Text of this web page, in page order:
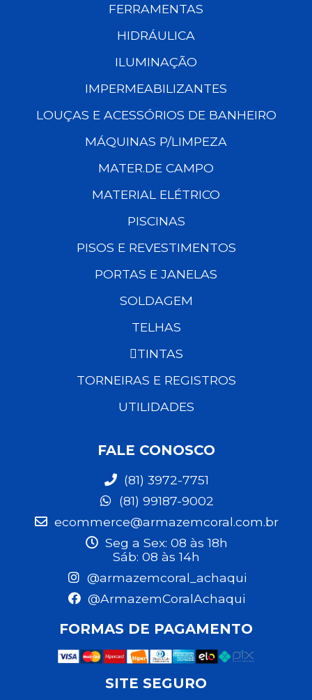
FERRAMENTAS
HIDRÁULICA
ILUMINAÇÃO
IMPERMEABILIZANTES
LOUÇAS E ACESSÓRIOS DE BANHEIRO
MÁQUINAS P/LIMPEZA
MATER.DE CAMPO
MATERIAL ELÉTRICO
PISCINAS
PISOS E REVESTIMENTOS
PORTAS E JANELAS
SOLDAGEM
TELHAS
TINTAS
TORNEIRAS E REGISTROS
UTILIDADES
FALE CONOSCO
(81) 3972-7751
(81) 99187-9002
ecommerce@armazemcoral.com.br
Seg a Sex: 08 às 18h
Sáb: 08 às 14h
@armazemcoral_achaqui
@ArmazemCoralAchaqui
FORMAS DE PAGAMENTO
SITE SEGURO